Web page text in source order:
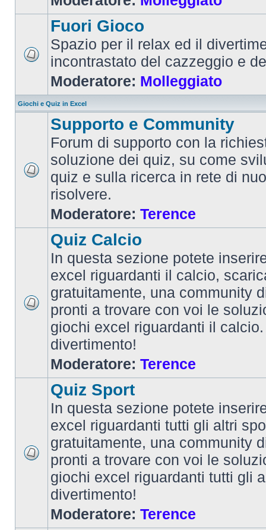
Fuori Gioco
Spazio per il relax ed il
incontrastato del cazzeggio e
Moderatore: Molleggiato
Giochi e Quiz in Excel
Supporto e Community
Forum di supporto con la
soluzione dei quiz, su come
quiz e sulla ricerca in rete di
risolvere.
Moderatore: Terence
Quiz Calcio
In questa sezione potete
excel riguardanti il calcio,
gratuitamente, una community
pronti a trovare con voi le
giochi excel riguardanti il
divertimento!
Moderatore: Terence
Quiz Sport
In questa sezione potete
excel riguardanti tutti gli altri
gratuitamente, una community
pronti a trovare con voi le
giochi excel riguardanti tutti gli
divertimento!
Moderatore: Terence